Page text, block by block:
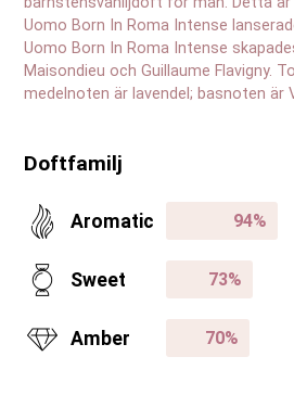
Uomo Born In Roma Intense
Uomo Born In Roma Intense
Maisondieu och Guillaume Flavigny.
medelnoten är lavendel; basnoten är
Doftfamilj
Aromatic
Sweet
Amber